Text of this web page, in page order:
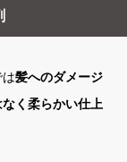
髪へのダメージ
く柔らかい仕上